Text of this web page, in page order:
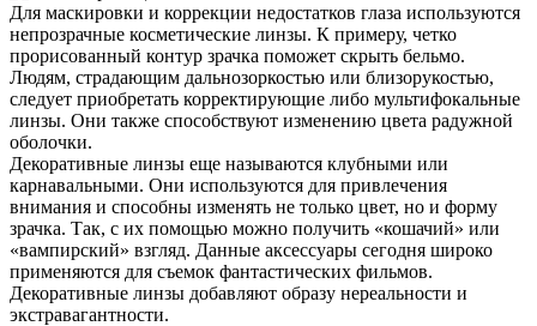
Для маскировки и коррекции недостатков глаза используются
непрозрачные косметические линзы. К примеру, четко
прорисованный контур зрачка поможет скрыть бельмо.
Людям, страдающим дальнозоркостью или близорукостью,
следует приобретать корректирующие либо мультифокальные
линзы. Они также способствуют изменению цвета радужной
оболочки.
Декоративные линзы еще называются клубными или
карнавальными. Они используются для привлечения
внимания и способны изменять не только цвет, но и форму
зрачка. Так, с их помощью можно получить «кошачий» или
«вампирский» взгляд. Данные аксессуары сегодня широко
применяются для съемок фантастических фильмов.
Декоративные линзы добавляют образу нереальности и
экстравагантности.